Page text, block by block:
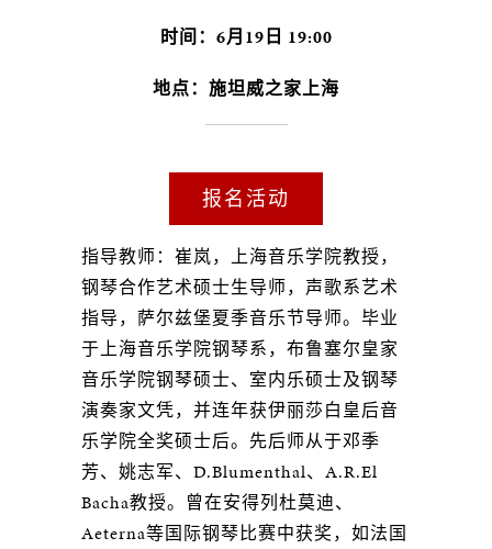
时间：6月19日 19:00
地点：施坦威之家上海
报名活动
指导教师：崔岚，上海音乐学院教授，
钢琴合作艺术硕士生导师，声歌系艺术
指导，萨尔兹堡夏季音乐节导师。毕业
于上海音乐学院钢琴系，布鲁塞尔皇家
音乐学院钢琴硕士、室内乐硕士及钢琴
演奏家文凭，并连年获伊丽莎白皇后音
乐学院全奖硕士后。先后师从于邓季
芳、姚志军、D.Blumenthal、A.R.El
Bacha教授。曾在安得列杜莫迪、
Aeterna等国际钢琴比赛中获奖，如法国